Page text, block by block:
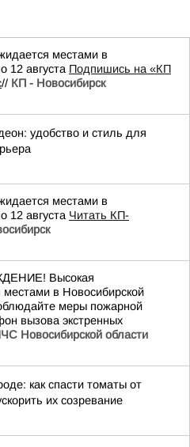
местами в
12 августа Подпишись на «КП
// КП - Новосибирск
удобство и стиль для
местами в
12 августа Читать КП-
Высокая
в Новосибирской
меры пожарной
вызова экстренных
Новосибирской области
как спасти томаты от
их созревание